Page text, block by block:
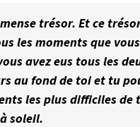
trésor. Et ce
les moments que
avez eus tous les
au fond de toi et tu
les plus difficiles de
soleil.